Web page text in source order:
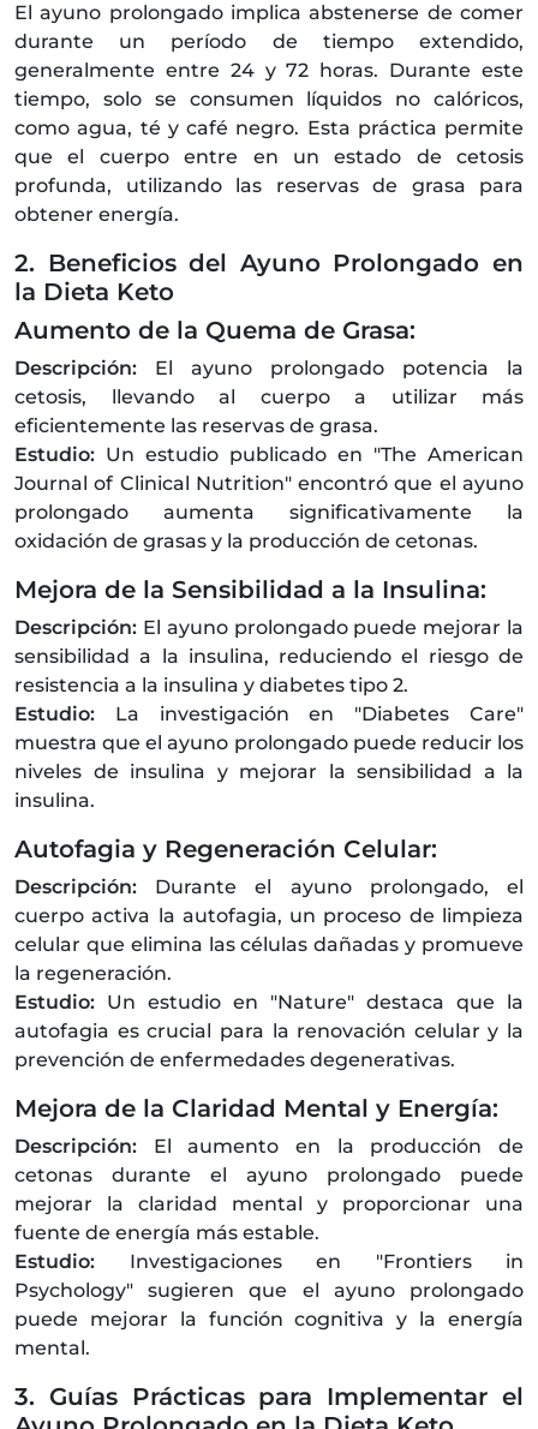
El ayuno prolongado implica abstenerse de comer
durante un período de tiempo extendido,
generalmente entre 24 y 72 horas. Durante este
tiempo, solo se consumen líquidos no calóricos,
como agua, té y café negro. Esta práctica permite
que el cuerpo entre en un estado de cetosis
profunda, utilizando las reservas de grasa para
obtener energía.
2. Beneficios del Ayuno Prolongado en
la Dieta Keto
Aumento de la Quema de Grasa:
Descripción: El ayuno prolongado potencia la
cetosis, llevando al cuerpo a utilizar más
eficientemente las reservas de grasa.
Estudio: Un estudio publicado en "The American
Journal of Clinical Nutrition" encontró que el ayuno
prolongado aumenta significativamente la
oxidación de grasas y la producción de cetonas.
Mejora de la Sensibilidad a la Insulina:
Descripción: El ayuno prolongado puede mejorar la
sensibilidad a la insulina, reduciendo el riesgo de
resistencia a la insulina y diabetes tipo 2.
Estudio: La investigación en "Diabetes Care"
muestra que el ayuno prolongado puede reducir los
niveles de insulina y mejorar la sensibilidad a la
insulina.
Autofagia y Regeneración Celular:
Descripción: Durante el ayuno prolongado, el
cuerpo activa la autofagia, un proceso de limpieza
celular que elimina las células dañadas y promueve
la regeneración.
Estudio: Un estudio en "Nature" destaca que la
autofagia es crucial para la renovación celular y la
prevención de enfermedades degenerativas.
Mejora de la Claridad Mental y Energía:
Descripción: El aumento en la producción de
cetonas durante el ayuno prolongado puede
mejorar la claridad mental y proporcionar una
fuente de energía más estable.
Estudio: Investigaciones en "Frontiers in
Psychology" sugieren que el ayuno prolongado
puede mejorar la función cognitiva y la energía
mental.
3. Guías Prácticas para Implementar el